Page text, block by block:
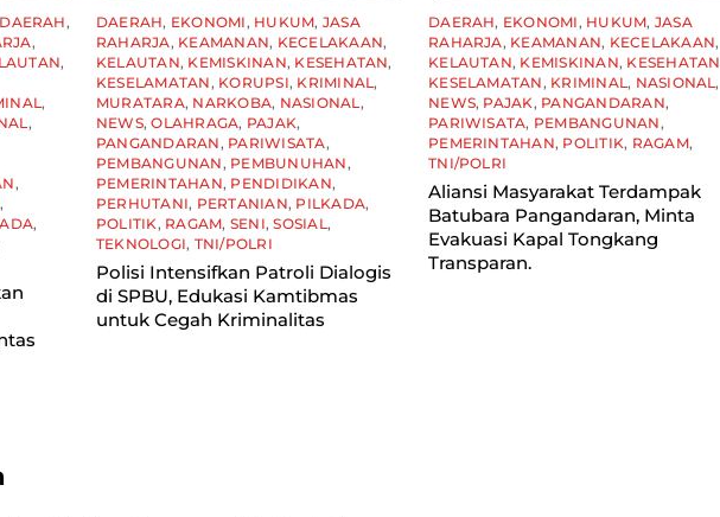
DAERAH ,
,
,
,
,
,
,
,
DAERAH, EKONOMI , HUKUM, JASA
RAHARJA, KEAMANAN, KECELAKAAN,
KELAUTAN, KEMISKINAN, KESEHATAN,
KESELAMATAN , KORUPSI, KRIMINAL ,
MURATARA, NARKOBA, NASIONAL ,
NEWS,OLAHRAGA, PAJAK,
PANGANDARAN , PARIWISATA,
PEMBANGUNAN , PEMBUNUHAN ,
PEMERINTAHAN, PENDIDIKAN,
PERHUTANI, PERTANIAN, PILKADA,
POLITIK , RAGAM, SENI,SOSIAL ,
TEKNOLOGI, TNI/POLRI
Polisi Intensifkan Patroli Dialogis
di SPBU, Edukasi Kamtibmas
untuk Cegah Kriminalitas
DAERAH, EKONOMI , HUKUM, JASA
RAHARJA, KEAMANAN, KECELAKAAN,
KELAUTAN, KEMISKINAN, KESEHATAN
KESELAMATAN , KRIMINAL , NASIONAL ,
NEWS, PAJAK , PANGANDARAN,
PARIWISATA, PEMBANGUNAN ,
PEMERINTAHAN, POLITIK, RAGAM,
TNI/POLRI
Aliansi Masyarakat Terdampak
Batubara Pangandaran, Minta
Evakuasi Kapal Tongkang
Transparan.